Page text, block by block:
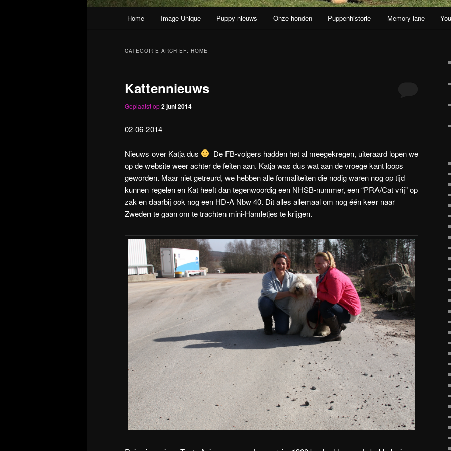
Spring naar de primaire inhoud
Spring naar de secundaire inhoud
Home Image Unique Puppy nieuws Onze honden Puppenhistorie Memory lane
CATEGORIE ARCHIEF: HOME
Kattennieuws
Geplaatst op2 juni 2014
02-06-2014
Nieuws over Katja dus
De FB-volgers hadden het al meegekregen, uiteraard lopen we
op de website weer achter de feiten aan. Katja was dus wat aan de vroege kant loops
geworden. Maar niet getreurd, we hebben alle formaliteiten die nodig waren nog op tijd
kunnen regelen en Kat heeft dan tegenwoordig een NHSB-nummer, een “PRA/Cat vrij” op
zak en daarbij ook nog een HD-A Nbw 40. Dit alles allemaal om nog één keer naar
Zweden te gaan om te trachten mini-Hamletjes te krijgen.